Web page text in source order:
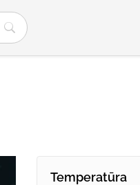
Temperatūra